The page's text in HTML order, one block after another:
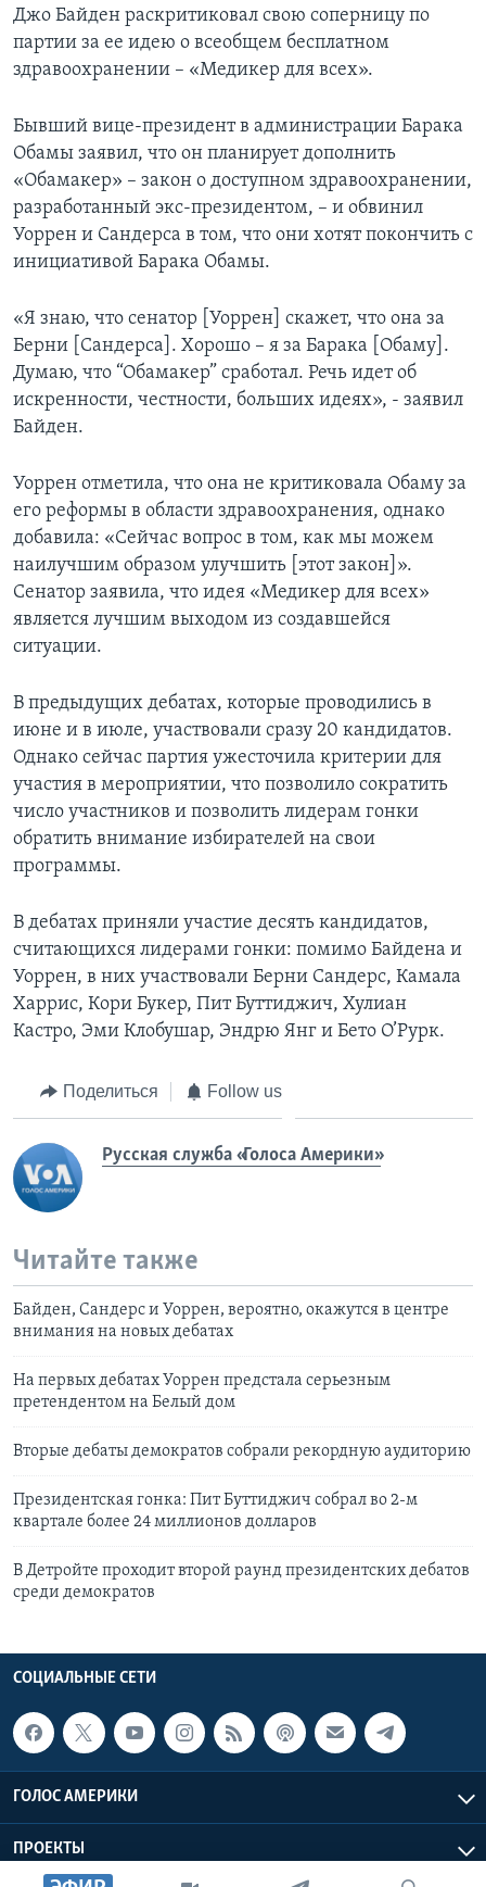
Джо Байден раскритиковал свою соперницу по
партии за ее идею о всеобщем бесплатном
здравоохранении – «Медикер для всех».
Бывший вице-президент в администрации Барака
Обамы заявил, что он планирует дополнить
«Обамакер» ­– закон о доступном здравоохранении,
разработанный экс-президентом, – и обвинил
Уоррен и Сандерса в том, что они хотят покончить с
инициативой Барака Обамы.
«Я знаю, что сенатор [Уоррен] скажет, что она за
Берни [Сандерса]. Хорошо – я за Барака [Обаму].
Думаю, что “Обамакер” сработал. Речь идет об
искренности, честности, больших идеях», - заявил
Байден.
Уоррен отметила, что она не критиковала Обаму за
его реформы в области здравоохранения, однако
добавила: «Сейчас вопрос в том, как мы можем
наилучшим образом улучшить [этот закон]».
Сенатор заявила, что идея «Медикер для всех»
является лучшим выходом из создавшейся
ситуации.
В предыдущих дебатах, которые проводились в
июне и в июле, участвовали сразу 20 кандидатов.
Однако сейчас партия ужесточила критерии для
участия в мероприятии, что позволило сократить
число участников и позволить лидерам гонки
обратить внимание избирателей на свои
программы.
В дебатах приняли участие десять кандидатов,
считающихся лидерами гонки: помимо Байдена и
Уоррен, в них участвовали Берни Сандерс, Камала
Харрис, Кори Букер, Пит Буттиджич, Хулиан
Кастро, Эми Клобушар, Эндрю Янг и Бето О’Рурк.
Поделиться Follow us
Русская служба «Голоса Америки»
Читайте также
Байден, Сандерс и Уоррен, вероятно, окажутся в центре
внимания на новых дебатах
На первых дебатах Уоррен предстала серьезным
претендентом на Белый дом
Вторые дебаты демократов собрали рекордную аудиторию
Президентская гонка: Пит Буттиджич собрал во 2-м
квартале более 24 миллионов долларов
В Детройте проходит второй раунд президентских дебатов
среди демократов
СОЦИАЛЬНЫЕ СЕТИ
ГОЛОС АМЕРИКИ
ПРОЕКТЫ